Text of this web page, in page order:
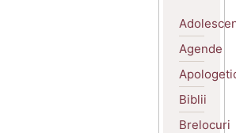
Agende
Biblii
Brelocuri